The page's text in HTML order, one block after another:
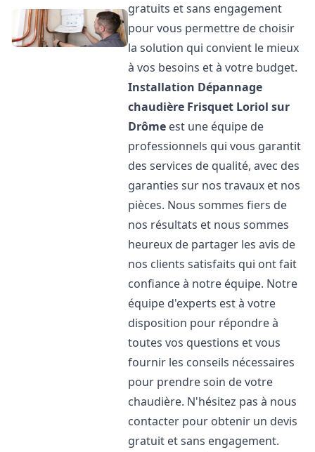
gratuits et sans engagement
pour vous permettre de choisir
la solution qui convient le mieux
à vos besoins et à votre budget.
Installation Dépannage
chaudière Frisquet Loriol sur
Drôme est une équipe de
professionnels qui vous garantit
des services de qualité, avec des
garanties sur nos travaux et nos
pièces. Nous sommes fiers de
nos résultats et nous sommes
heureux de partager les avis de
nos clients satisfaits qui ont fait
confiance à notre équipe. Notre
équipe d'experts est à votre
disposition pour répondre à
toutes vos questions et vous
fournir les conseils nécessaires
pour prendre soin de votre
chaudière. N'hésitez pas à nous
contacter pour obtenir un devis
gratuit et sans engagement.